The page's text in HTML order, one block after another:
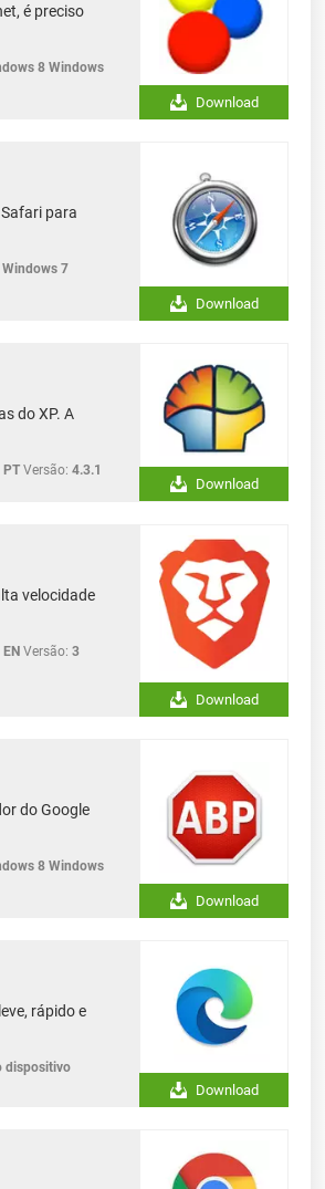
é preciso
8 Windows
Download
para
7
Download
do XP. A
PT Versão: 4.3.1
Download
velocidade
EN Versão: 3
Download
do Google
8 Windows
Download
rápido e
dispositivo
Download